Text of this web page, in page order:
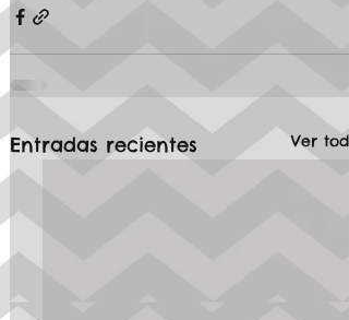
Entradas recientes Ver todo